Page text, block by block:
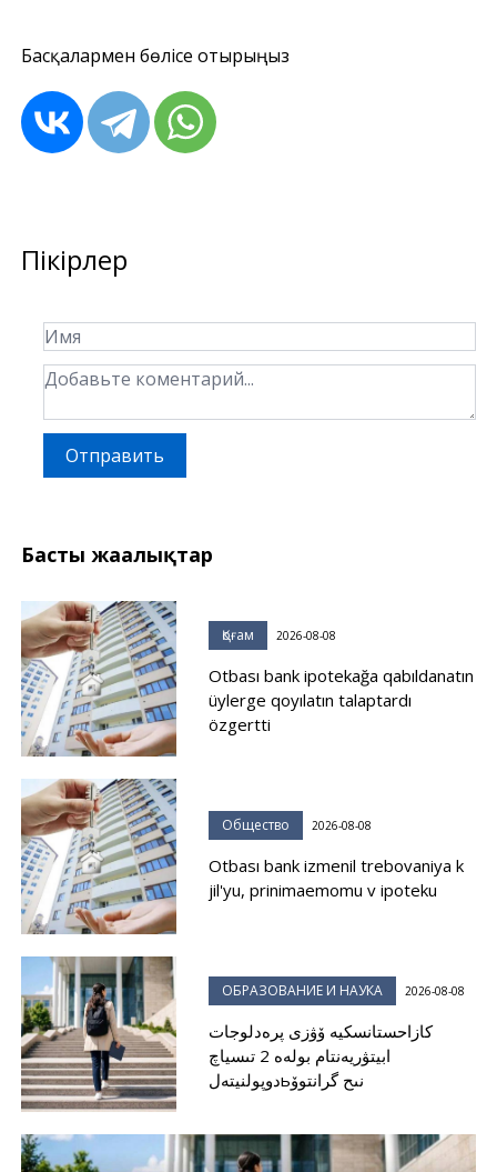
Басқалармен бөлісе отырыңыз
Пікірлер
Отправить
Басты жаңалықтар
Қоғам 2026-08-08
Otbası bank ipotekağa qabıldanatın
üylerge qoyılatın talaptardı
özgertti
Общество 2026-08-08
Otbası bank izmenil trebovaniya k
jil'yu, prinimaemomu v ipoteku
ОБРАЗОВАНИЕ И НАУКА 2026-08-08
كازاحستانسكيە ۆۋزى پرەدلوجات
ابيتۋريەنتام بولەە 2 تىسياچ
دوپولنيتەلьنىح گرانتوۆ